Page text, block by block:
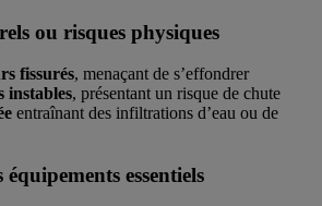
ou risques physiques
fissurés, menaçant de s’effondrer
instables, présentant un risque de chute
entraînant des infiltrations d’eau ou de
essentiels